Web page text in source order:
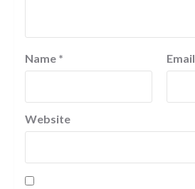
Name * Email
Website